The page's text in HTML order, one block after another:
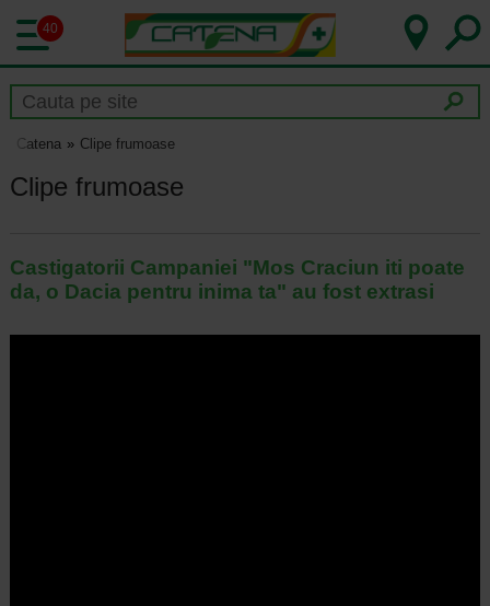
40
Catena Clipe frumoase
Clipe frumoase
Castigatorii Campaniei "Mos Craciun iti poate
da, o Dacia pentru inima ta" au fost extrasi